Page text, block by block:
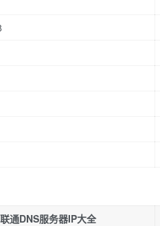
通DNS服务器IP大全